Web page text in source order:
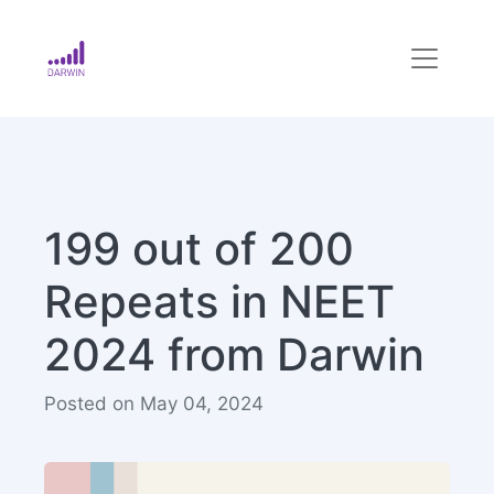
199 out of 200
Repeats in NEET
2024 from Darwin
Posted on May 04, 2024